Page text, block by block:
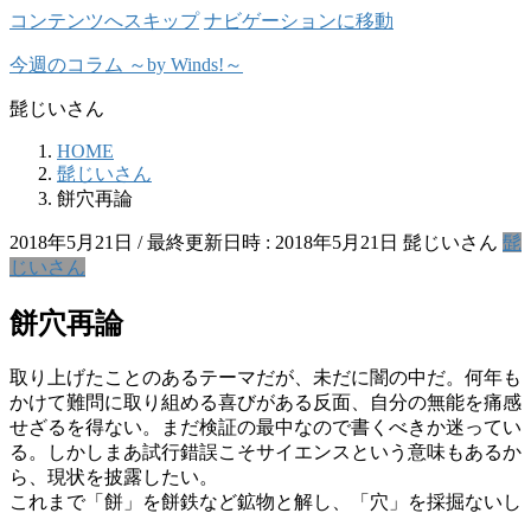
コンテンツへスキップ ナビゲーションに移動
今週のコラム ～by Winds!～
髭じいさん
HOME
髭じいさん
餅穴再論
2018年5月21日 / 最終更新日時 : 2018年5月21日 髭じいさん 髭
じいさん
餅穴再論
取り上げたことのあるテーマだが、未だに闇の中だ。何年も
かけて難問に取り組める喜びがある反面、自分の無能を痛感
せざるを得ない。まだ検証の最中なので書くべきか迷ってい
る。しかしまあ試行錯誤こそサイエンスという意味もあるか
ら、現状を披露したい。
これまで「餅」を餅鉄など鉱物と解し、「穴」を採掘ないし